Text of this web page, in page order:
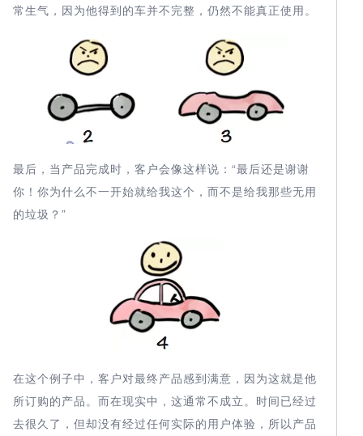
常生气，因为他得到的车并不完整，仍然不能真正使用。
最后，当产品完成时，客户会像这样说：“最后还是谢谢
你！你为什么不一开始就给我这个，而不是给我那些无用
的垃圾？”
在这个例子中，客户对最终产品感到满意，因为这就是他
所订购的产品。而在现实中，这通常不成立。时间已经过
去很久了，但却没有经过任何实际的用户体验，所以产品